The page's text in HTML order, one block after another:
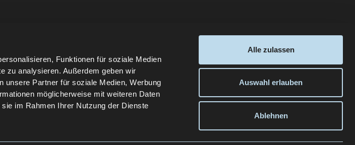
Funktionen für soziale Medien
zu analysieren. Außerdem geben wir
unsere Partner für soziale Medien, Werbung
möglicherweise mit weiteren Daten
im Rahmen Ihrer Nutzung der Dienste
Alle zulassen
Auswahl erlauben
Ablehnen